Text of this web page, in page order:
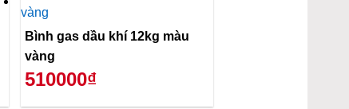
Bình gas dầu khí 12kg màu
vàng
510000₫